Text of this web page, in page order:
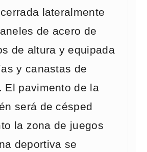
lateralmente
de acero de
de altura y equipada
y canastas de
El pavimento de la
será de césped
la zona de juegos
deportiva se